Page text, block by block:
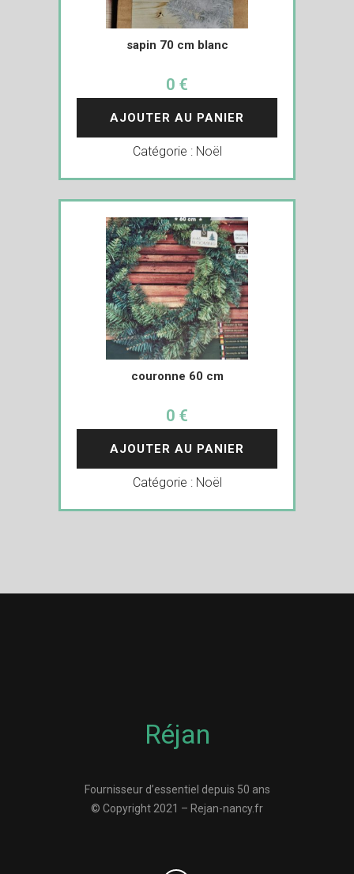
sapin 70 cm blanc
0 €
AJOUTER AU PANIER
Catégorie : Noël
couronne 60 cm
0 €
AJOUTER AU PANIER
Catégorie : Noël
Réjan
Fournisseur d’essentiel depuis 50 ans
© Copyright 2021 – Rejan-nancy.fr